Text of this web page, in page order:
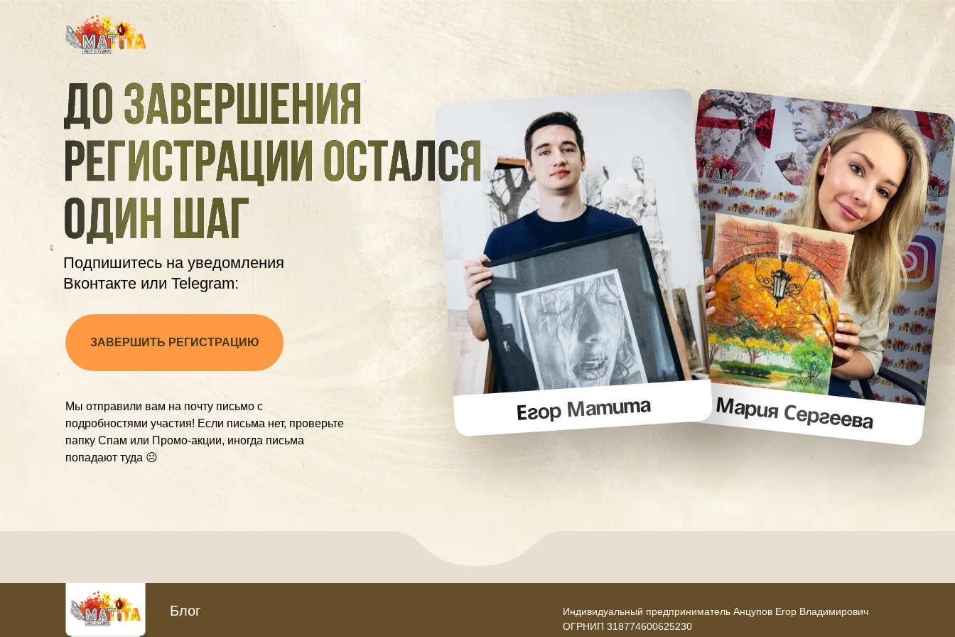
ЗАВЕРШИТЬ РЕГИСТРАЦИЮ
Подпишитесь на уведомления
Вконтакте или Telegram:
Мы отправили вам на почту письмо с
подробностями участия! Если письма нет, проверьте
папку Спам или Промо-акции, иногда письма
попадают туда ☹️
Индивидуальный предприниматель Анцупов Егор Владимирович
ОГРНИП 318774600625230
Блог